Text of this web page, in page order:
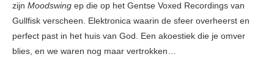
zijn Moodswing ep die op het Gentse Voxed Recordings van
Gullfisk verscheen. Elektronica waarin de sfeer overheerst en
perfect past in het huis van God. Een akoestiek die je omver
blies, en we waren nog maar vertrokken…